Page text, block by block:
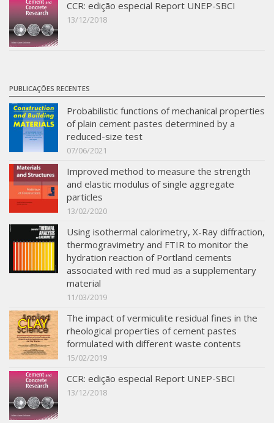
CCR: edição especial Report UNEP-SBCI
13/12/2018
PUBLICAÇÕES RECENTES
Probabilistic functions of mechanical properties
of plain cement pastes determined by a
reduced-size test
07/06/2021
Improved method to measure the strength
and elastic modulus of single aggregate
particles
13/02/2020
Using isothermal calorimetry, X-Ray diffraction,
thermogravimetry and FTIR to monitor the
hydration reaction of Portland cements
associated with red mud as a supplementary
material
11/03/2019
The impact of vermiculite residual fines in the
rheological properties of cement pastes
formulated with different waste contents
15/02/2019
CCR: edição especial Report UNEP-SBCI
13/12/2018